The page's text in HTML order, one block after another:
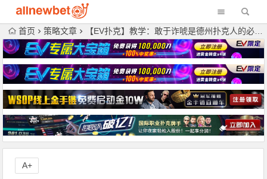
首页 策略文章 【EV扑克】教学：敢于诈唬是德州扑克人的必备素质！
A+